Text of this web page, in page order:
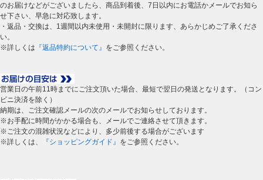
のお届けなどがございましたら、商品到着後、7日以内にお電話かメールでお知ら
せ下さい、早急に対応致します。
・返品・交換は、1週間以内未使用・未開封に限ります、あらかじめご了承くださ
い。
※詳しくは 『返品特約について』 をご参照ください。
営業日の午前11時までにご注文頂いた場合、最短で翌日の発送となります。（コン
ビニ決済を除く）
納期は、ご注文確認メールの次のメールでお知らせしております。
※お手配に時間がかかる場合も、メールでご連絡させて頂きます。
※ご注文の混雑状況などにより、多少前後する場合がございます
※詳しくは、
『ショッピングガイド』 をご参照ください。